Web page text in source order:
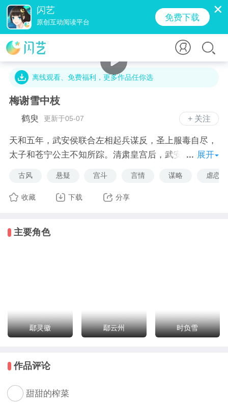
闪艺
原创互动阅读平台 免费下载
4.6万字 · 1.9万人气 · 78.2M · 2.6万贡献值
离线观看、免费福利，更多作品任你选
梅谢雪中枝
+ 关注
鹤臾 更新于05-07
天和五年，武安侯联合左相起兵谋反，圣上服毒自尽，
太子和苍宁公主不知所踪。清肃皇宫后，武安侯自立为
时苍宁时，时苍宁愤恨的眼神，以及时负雪最后的一
武安侯称帝，左相受到重用，连带着她也被封为了云韶
郡主，一时间风光无限。可鄢灵徽总觉得，自己的这一
授权鸣谢：
美工：昀仪，灵章，蔓予，皮皮，君山似我，卿烟，张
展开
古风 悬疑 宫斗 言情 谋略 虐恋
收藏 下载 分享
主要角色
鄢灵徽 鄢云州 时负雪
作品评论
甜甜的榨菜